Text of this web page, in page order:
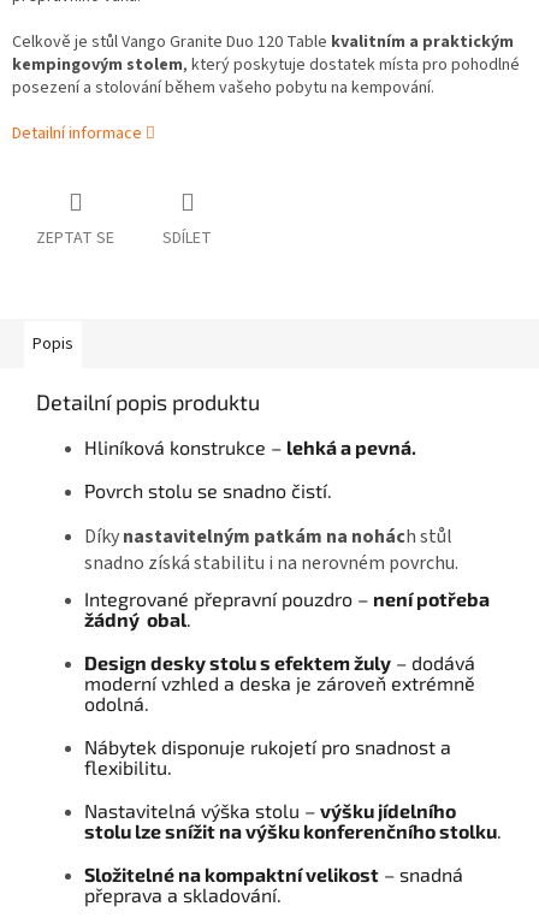
Celkově je stůl Vango Granite Duo 120 Table kvalitním a praktickým
kempingovým stolem, který poskytuje dostatek místa pro pohodlné
posezení a stolování během vašeho pobytu na kempování.
Detailní informace
ZEPTAT SE SDÍLET
Popis
Detailní popis produktu
Hliníková konstrukce – lehká a pevná.
Povrch stolu se snadno čistí.
Díkynastavitelným patkám na nohách stůl
snadno získá stabilitu i na nerovném povrchu.
Integrované přepravní pouzdro – není potřeba
žádný obal.
Design desky stolu s efektem žuly – dodává
moderní vzhled a deska je zároveň extrémně
odolná.
Nábytek disponuje rukojetí pro snadnost a
flexibilitu.
Nastavitelná výška stolu – výšku jídelního
stolu lze snížit na výšku konferenčního stolku.
Složitelné na kompaktní velikost – snadná
přeprava a skladování.